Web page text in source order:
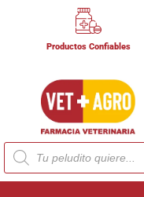
Productos Confiables